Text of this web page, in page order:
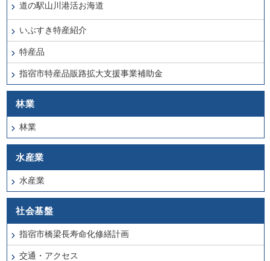
道の駅山川港活お海道
いぶすき特産紹介
特産品
指宿市特産品販路拡大支援事業補助金
林業
林業
水産業
水産業
社会基盤
指宿市橋梁長寿命化修繕計画
交通・アクセス